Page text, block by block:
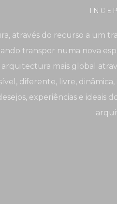
através do recurso a um
transpor numa nova
mais global
diferente, livre,
experiências e